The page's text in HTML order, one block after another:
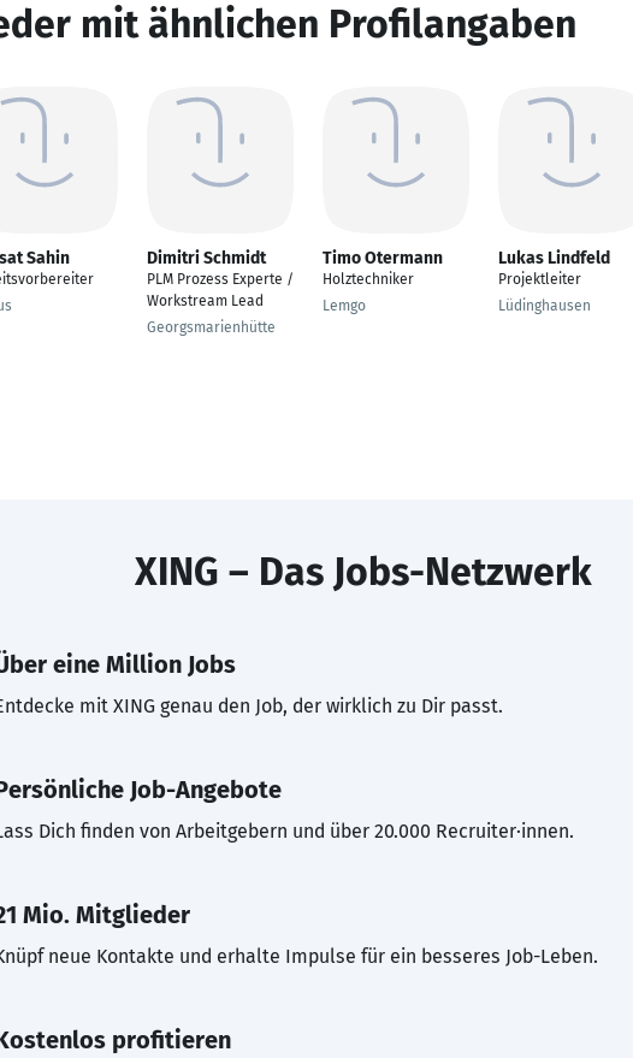
mit ähnlichen Profilangaben
Sahin Dimitri Schmidt
PLM Prozess Experte /
Workstream Lead
Georgsmarienhütte
Timo Otermann
Holztechniker
Lemgo
Lukas Lindfeld
Projektleiter
Lüdinghausen
XING – Das Jobs-Netzwerk
eine Million Jobs
mit XING genau den Job, der wirklich zu Dir passt.
Job-Angebote
Dich finden von Arbeitgebern und über 20.000 Recruiter·innen.
Mio. Mitglieder
neue Kontakte und erhalte Impulse für ein besseres Job-Leben.
profitieren